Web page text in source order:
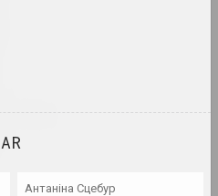
Антаніна Сцебур